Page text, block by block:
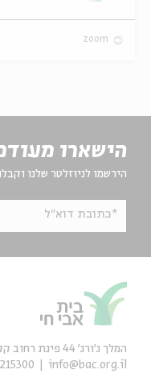
zoom
הישארו
הירשמו לניוזלטר שלנו
*כתובת דוא"ל
המלך ג'ורג' 44 פינת רחוב קק״ל, ירושלים
info@bac.org.il